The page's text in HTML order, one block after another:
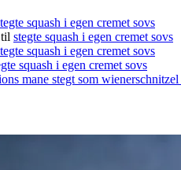
squash i egen cremet sovs
til stegte squash i egen cremet sovs
squash i egen cremet sovs
squash i egen cremet sovs
mane stegt som